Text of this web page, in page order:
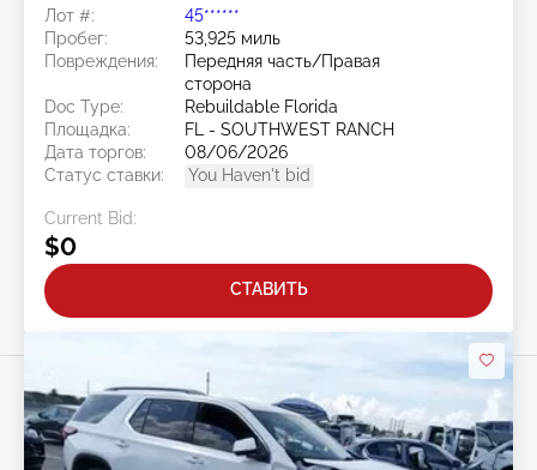
Лот #:
45******
Пробег:
53,925 миль
Повреждения:
Передняя часть/Правая
сторона
Doc Type:
Rebuildable Florida
Площадка:
FL - SOUTHWEST RANCH
Дата торгов:
08/06/2026
Статус ставки:
You Haven't bid
Current Bid:
$0
СТАВИТЬ